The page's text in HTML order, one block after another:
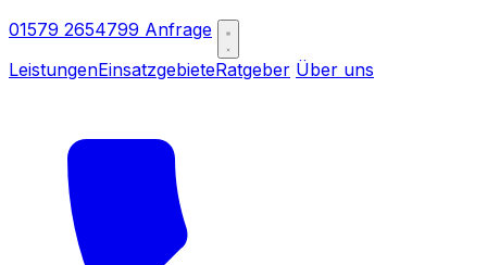
01579 2654799 Anfrage
LeistungenEinsatzgebieteRatgeber Über uns